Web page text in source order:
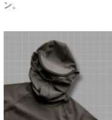
ン。
OYZ
S.K
Soulman
VAGY